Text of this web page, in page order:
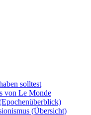
solltest
von Le Monde
(Übersicht)